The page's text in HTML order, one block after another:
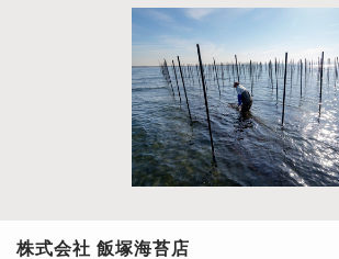
株式会社 飯塚海苔店